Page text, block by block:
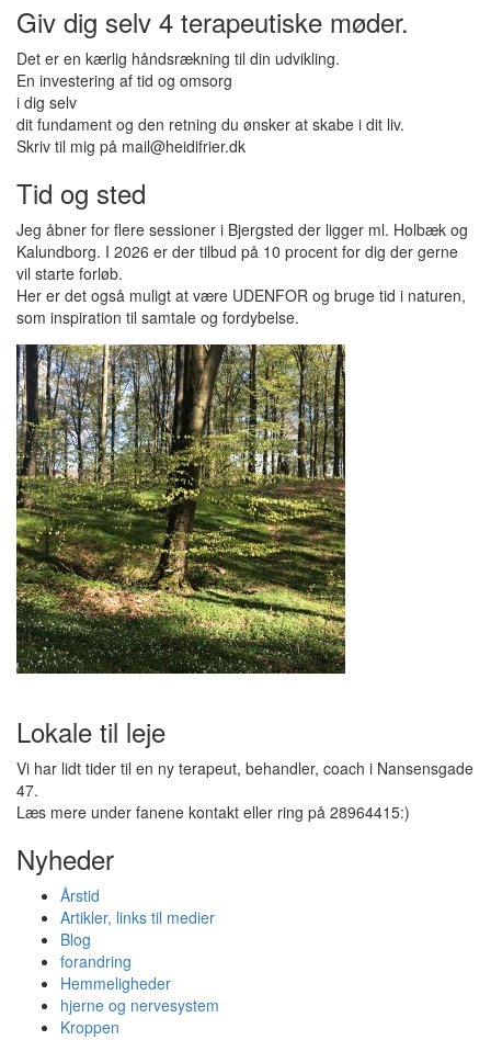
Giv dig selv 4 terapeutiske møder.
Det er en kærlig håndsrækning til din udvikling.
En investering af tid og omsorg
i dig selv
dit fundament og den retning du ønsker at skabe i dit liv.
Skriv til mig på mail@heidifrier.dk
Tid og sted
Jeg åbner for flere sessioner i Bjergsted der ligger ml. Holbæk og
Kalundborg. I 2026 er der tilbud på 10 procent for dig der gerne
vil starte forløb.
Her er det også muligt at være UDENFOR og bruge tid i naturen,
som inspiration til samtale og fordybelse.
Lokale til leje
Vi har lidt tider til en ny terapeut, behandler, coach i Nansensgade
47.
Læs mere under fanene kontakt eller ring på 28964415:)
Nyheder
Årstid
Artikler, links til medier
Blog
forandring
Hemmeligheder
hjerne og nervesystem
Kroppen